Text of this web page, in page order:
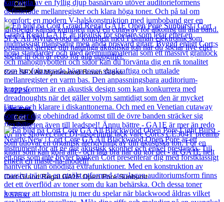
Cort
Cort SFX All Myrtlewood Brown Gloss
8 422kr
Läs mer
Cort
Cort Grand Regal GA1E Open Pore Sunburst
3 575kr